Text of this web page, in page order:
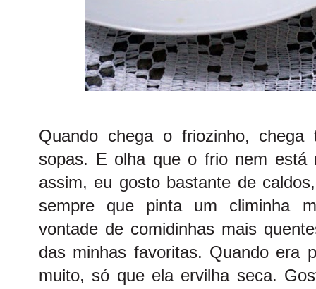
Quando chega o friozinho,
sopas. E olha que o frio nem está
assim, eu gosto bastante de
sempre que pinta um climinha
vontade de comidinhas mais
das minhas favoritas. Quando era
muito, só que ela ervilha seca.